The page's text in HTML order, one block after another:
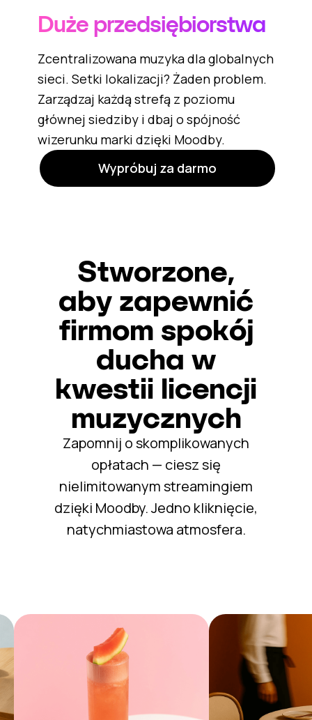
Duże przedsiębiorstwa
Zcentralizowana muzyka dla globalnych
sieci. Setki lokalizacji? Żaden problem.
Zarządzaj każdą strefą z poziomu
głównej siedziby i dbaj o spójność
wizerunku marki dzięki Moodby.
Wypróbuj za darmo
Stworzone,
aby zapewnić
firmom spokój
ducha w
kwestii licencji
muzycznych
Zapomnij o skomplikowanych
opłatach — ciesz się
nielimitowanym streamingiem
dzięki Moodby. Jedno kliknięcie,
natychmiastowa atmosfera.